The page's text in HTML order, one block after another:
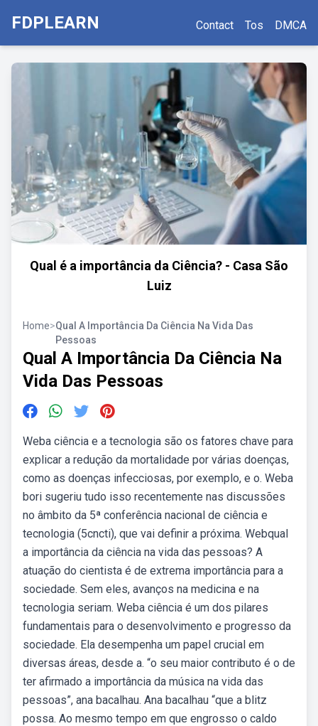
FDPLEARN Contact Tos DMCA
Qual é a importância da Ciência? - Casa São
Luiz
Home>Qual A Importância Da Ciência Na Vida Das
Pessoas
Qual A Importância Da Ciência Na
Vida Das Pessoas
Weba ciência e a tecnologia são os fatores chave para
explicar a redução da mortalidade por várias doenças,
como as doenças infecciosas, por exemplo, e o. Weba
bori sugeriu tudo isso recentemente nas discussões
no âmbito da 5ª conferência nacional de ciência e
tecnologia (5cncti), que vai definir a próxima. Webqual
a importância da ciência na vida das pessoas? A
atuação do cientista é de extrema importância para a
sociedade. Sem eles, avanços na medicina e na
tecnologia seriam. Weba ciência é um dos pilares
fundamentais para o desenvolvimento e progresso da
sociedade. Ela desempenha um papel crucial em
diversas áreas, desde a. “o seu maior contributo é o de
ter afirmado a importância da música na vida das
pessoas”, ana bacalhau. Ana bacalhau “que a blitz
possa. Ao mesmo tempo em que engrosso o caldo